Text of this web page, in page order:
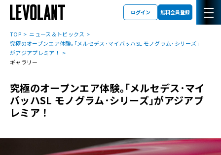
ログイン 無料会員登録
TOP
ニュース＆トピックス
究極のオープンエア体験｡｢メルセデス･マイバッハSL モノグラム･シリーズ｣
がアジアプレミア！
ギャラリー
究極のオープンエア体験｡｢メルセデス･マイ
バッハSL モノグラム･シリーズ｣がアジアプ
レミア！